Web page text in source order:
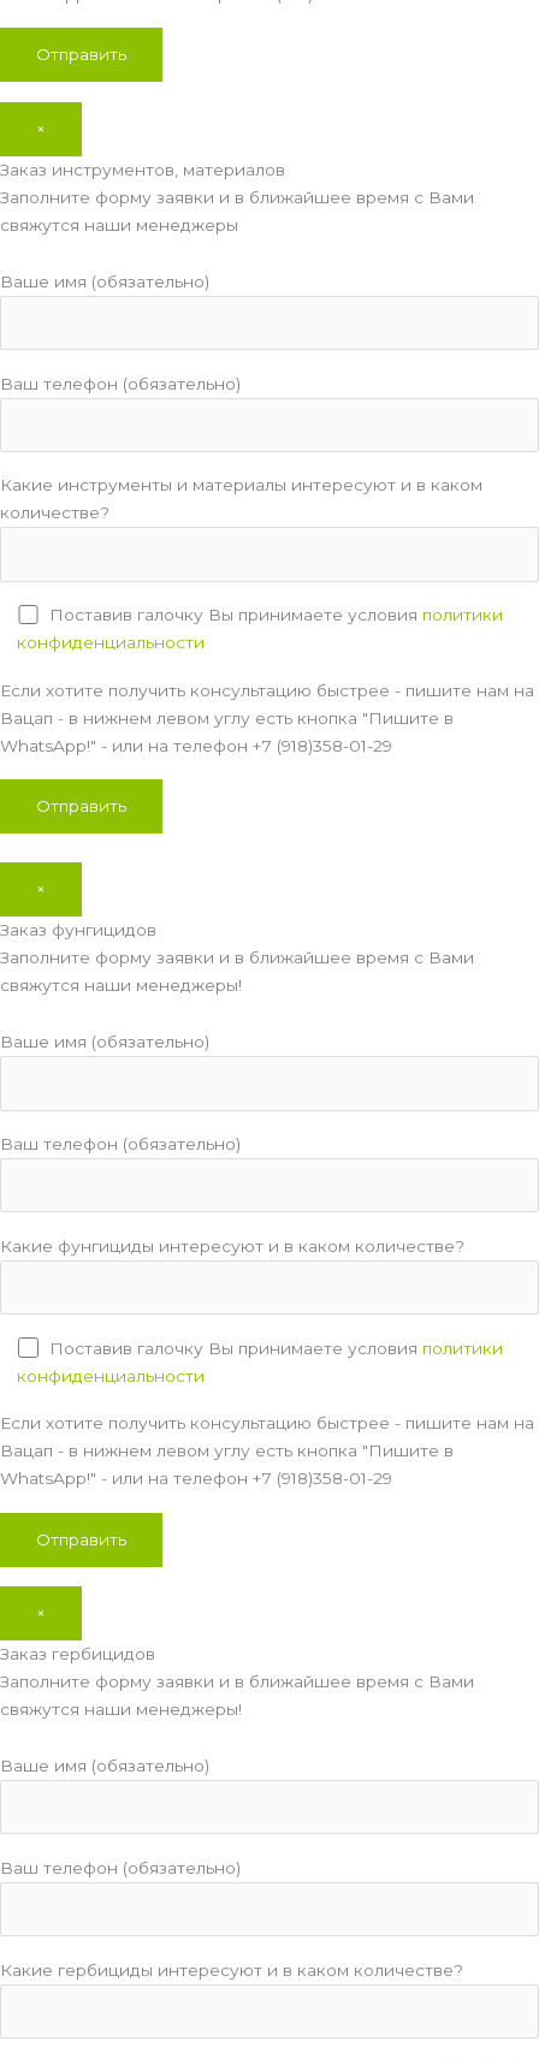
×
Заказ инструментов, материалов
Заполните форму заявки и в ближайшее время с Вами
свяжутся наши менеджеры
Ваше имя (обязательно)
Ваш телефон (обязательно)
Какие инструменты и материалы интересуют и в каком
количестве?
Поставив галочку Вы принимаете условия политики
конфиденциальности
Если хотите получить консультацию быстрее - пишите нам на
Вацап - в нижнем левом углу есть кнопка "Пишите в
WhatsApp!" - или на телефон +7 (918)358-01-29
×
Заказ фунгицидов
Заполните форму заявки и в ближайшее время с Вами
свяжутся наши менеджеры!
Ваше имя (обязательно)
Ваш телефон (обязательно)
Какие фунгициды интересуют и в каком количестве?
Поставив галочку Вы принимаете условия политики
конфиденциальности
Если хотите получить консультацию быстрее - пишите нам на
Вацап - в нижнем левом углу есть кнопка "Пишите в
WhatsApp!" - или на телефон +7 (918)358-01-29
×
Заказ гербицидов
Заполните форму заявки и в ближайшее время с Вами
свяжутся наши менеджеры!
Ваше имя (обязательно)
Ваш телефон (обязательно)
Какие гербициды интересуют и в каком количестве?